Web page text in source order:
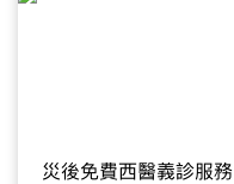
災後免費西醫義診服務